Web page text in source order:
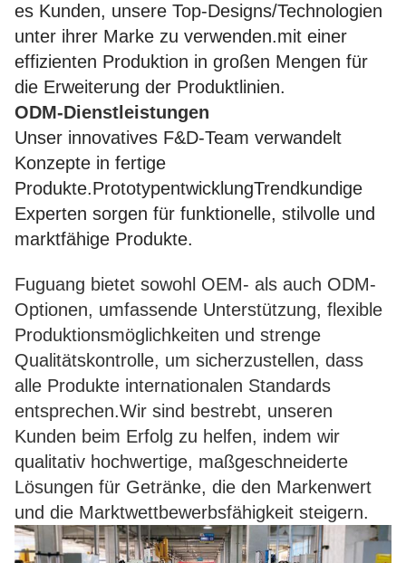
es Kunden, unsere Top-Designs/Technologien
unter ihrer Marke zu verwenden.mit einer
effizienten Produktion in großen Mengen für
die Erweiterung der Produktlinien.
ODM-Dienstleistungen
Unser innovatives F&D-Team verwandelt
Konzepte in fertige
Produkte.PrototypentwicklungTrendkundige
Experten sorgen für funktionelle, stilvolle und
marktfähige Produkte.
Fuguang bietet sowohl OEM- als auch ODM-
Optionen, umfassende Unterstützung, flexible
Produktionsmöglichkeiten und strenge
Qualitätskontrolle, um sicherzustellen, dass
alle Produkte internationalen Standards
entsprechen.Wir sind bestrebt, unseren
Kunden beim Erfolg zu helfen, indem wir
qualitativ hochwertige, maßgeschneiderte
Lösungen für Getränke, die den Markenwert
und die Marktwettbewerbsfähigkeit steigern.